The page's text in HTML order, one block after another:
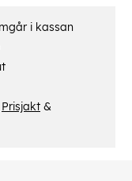
i kassan
Prisjakt &